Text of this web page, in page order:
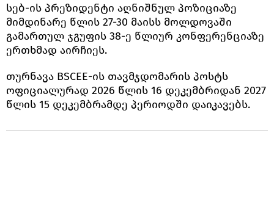
სებ-ის პრეზიდენტი აღნიშნულ პოზიციაზე
მიმდინარე წლის 27-30 მაისს მოლდოვაში
გამართულ ჯგუფის 38-ე წლიურ კონფერენციაზე
ერთხმად აირჩიეს.
თურნავა BSCEE-ის თავმჯდომარის პოსტს
ოფიციალურად 2026 წლის 16 დეკემბრიდან 2027
წლის 15 დეკემბრამდე პერიოდში დაიკავებს.